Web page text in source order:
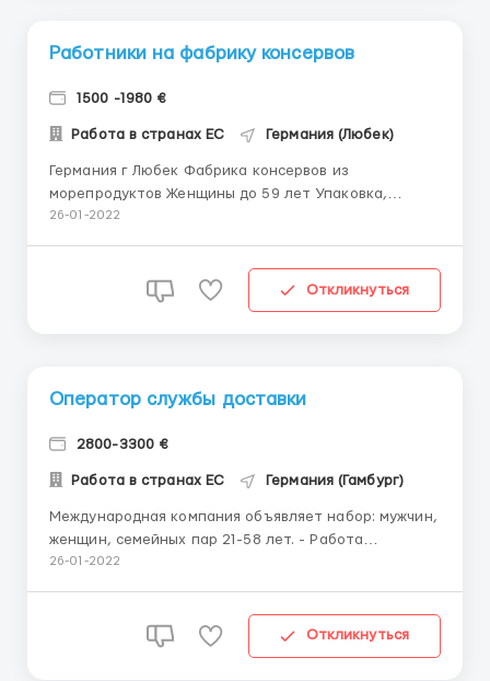
Работники на фабрику консервов
1500 -1980 €
Работа в странах ЕС Германия (Любек)
Германия г Любек Фабрика консервов из
морепродуктов Женщины до 59 лет Упаковка,
стикеровка консервов с морепродуктами Ставка 9
интересующим вопросам опишите в Viber ...
26-01-2022
Откликнуться
Оператор службы доставки
2800-3300 €
Работа в странах ЕС Германия (Гамбург)
Международная компания объявляет набор: мужчин,
женщин, семейных пар 21-58 лет. - Работа
физически несложная. от 12 евро час Смены 8-12
семейные пары поселяются отдельно дос...
26-01-2022
Откликнуться